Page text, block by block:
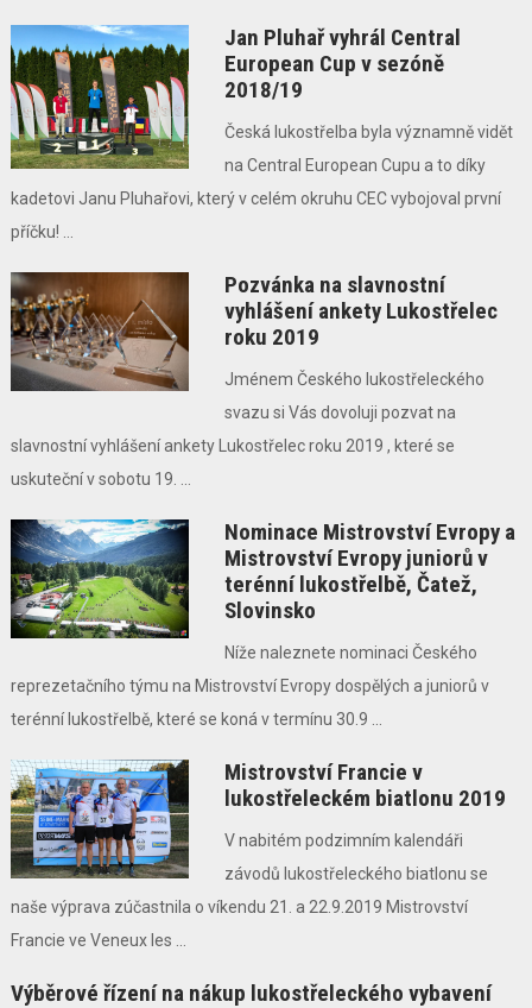
Jan Pluhař vyhrál Central
European Cup v sezóně
2018/19
Česká lukostřelba byla významně vidět
na Central European Cupu a to díky
kadetovi Janu Pluhařovi, který v celém okruhu CEC vybojoval první
příčku! ...
Pozvánka na slavnostní
vyhlášení ankety Lukostřelec
roku 2019
Jménem Českého lukostřeleckého
svazu si Vás dovoluji pozvat na
slavnostní vyhlášení ankety Lukostřelec roku 2019 , které se
uskuteční v sobotu 19. ...
Nominace Mistrovství Evropy a
Mistrovství Evropy juniorů v
terénní lukostřelbě, Čatež,
Slovinsko
Níže naleznete nominaci Českého
reprezetačního týmu na Mistrovství Evropy dospělých a juniorů v
terénní lukostřelbě, které se koná v termínu 30.9 ...
Mistrovství Francie v
lukostřeleckém biatlonu 2019
V nabitém podzimním kalendáři
závodů lukostřeleckého biatlonu se
naše výprava zúčastnila o víkendu 21. a 22.9.2019 Mistrovství
Francie ve Veneux les ...
Výběrové řízení na nákup lukostřeleckého vybavení